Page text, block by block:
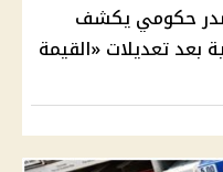
حكومي يكشف
بعد تعديلات «القيمة